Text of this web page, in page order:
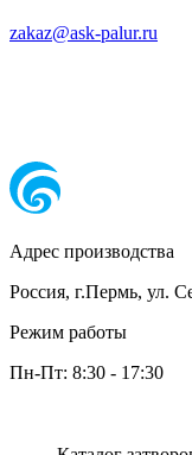
zakaz@ask-palur.ru
Адрес производства
Россия, г.Пермь, ул.
Режим работы
Пн-Пт: 8:30 - 17:30